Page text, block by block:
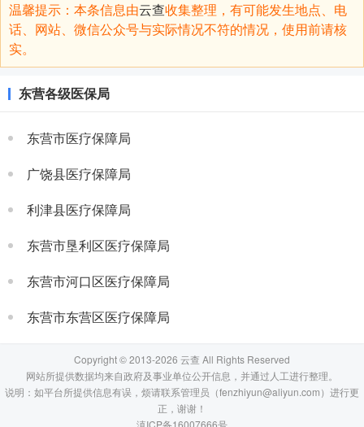
温馨提示：本条信息由云查收集整理，有可能发生地点、电
话、网站、微信公众号与实际情况不符的情况，使用前请核
实。
东营各级医保局
东营市医疗保障局
广饶县医疗保障局
利津县医疗保障局
东营市垦利区医疗保障局
东营市河口区医疗保障局
东营市东营区医疗保障局
Copyright © 2013-2026 云查 All Rights Reserved
网站所提供数据均来自政府及事业单位公开信息，并通过人工进行整理。
说明：如平台所提供信息有误，烦请联系管理员（fenzhiyun@aliyun.com）进行更
正，谢谢！
滇ICP备16007666号